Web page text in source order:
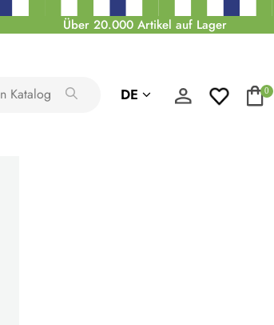
Über 20.000 Artikel auf Lager
DE 0